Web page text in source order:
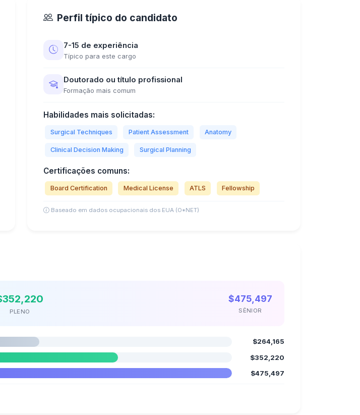
Perfil típico do candidato
7-15 de experiência
Típico para este cargo
Doutorado ou título profissional
Formação mais comum
Habilidades mais solicitadas:
Surgical Techniques Patient Assessment Anatomy
Clinical Decision Making Surgical Planning
Certificações comuns:
Board Certification Medical License ATLS Fellowship
Baseado em dados ocupacionais dos EUA (O*NET)
PLENO
$475,497
SÊNIOR
$264,165
$352,220
$475,497